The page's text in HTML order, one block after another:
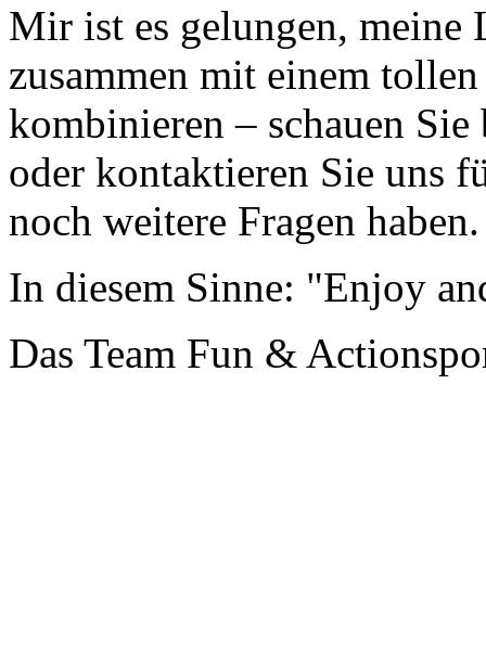
Mir ist es gelungen, meine
zusammen mit einem
kombinieren – schauen
oder kontaktieren Sie uns
noch weitere Fragen haben.
In diesem Sinne: "Enjoy
Das Team Fun &